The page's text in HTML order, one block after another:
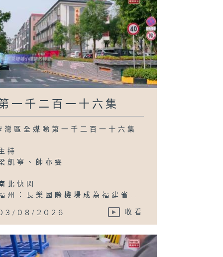
一千二百一十六集
灣區全媒睇第一千二百一十六集
持
凱寧、帥亦雯
北快閃
州：長樂國際機場成為福建省...
08/2026 收看